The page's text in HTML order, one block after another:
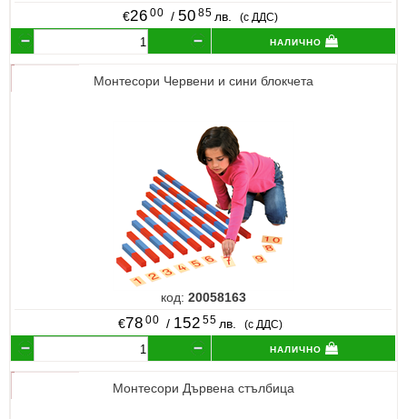
€26 00 / 50 85 лв. (с ДДС)
налично
Монтесори Червени и сини блокчета
код: 20058163
€78 00 / 152 55 лв. (с ДДС)
налично
Монтесори Дървена стълбица